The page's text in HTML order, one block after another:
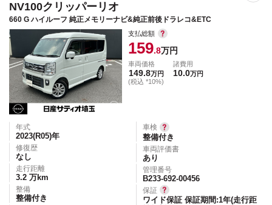
NV100クリッパーリオ
660 G ハイルーフ 純正メモリーナビ&純正前後ドラレコ&ETC
支払総額
159.8万円
車両価格
149.8万円
(税込 *10%)
諸費用
10.0万円
年式
2023(R05)年
修復歴
なし
走行距離
3.2 万km
整備
整備付き
車検
整備付き
車両評価書
あり
管理番号
B233-692-00456
保証
ワイド保証 保証期間:1年(走行距